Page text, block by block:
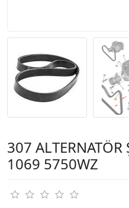
307 ALTERNATÖR
1069 5750WZ